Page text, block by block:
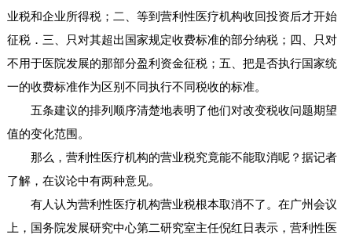
业税和企业所得税；二、等到营利性医疗机构收回投资后才开始
征税．三、只对其超出国家规定收费标准的部分纳税；四、只对
不用于医院发展的那部分盈利资金征税；五、把是否执行国家统
一的收费标准作为区别不同执行不同税收的标准。
五条建议的排列顺序清楚地表明了他们对改变税收问题期望
值的变化范围。
那么，营利性医疗机构的营业税究竟能不能取消呢？据记者
了解，在议论中有两种意见。
有人认为营利性医疗机构营业税根本取消不了。在广州会议
上，国务院发展研究中心第二研究室主任倪红日表示，营利性医